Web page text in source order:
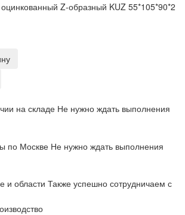
Z-образный KUZ 55*105*90*2
на складе Не нужно ждать выполнения
по Москве Не нужно ждать выполнения
и области Также успешно сотрудничаем с